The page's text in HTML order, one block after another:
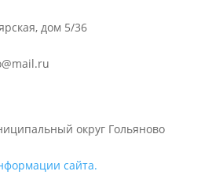
дом 5/36
округ Гольяново
сайта.